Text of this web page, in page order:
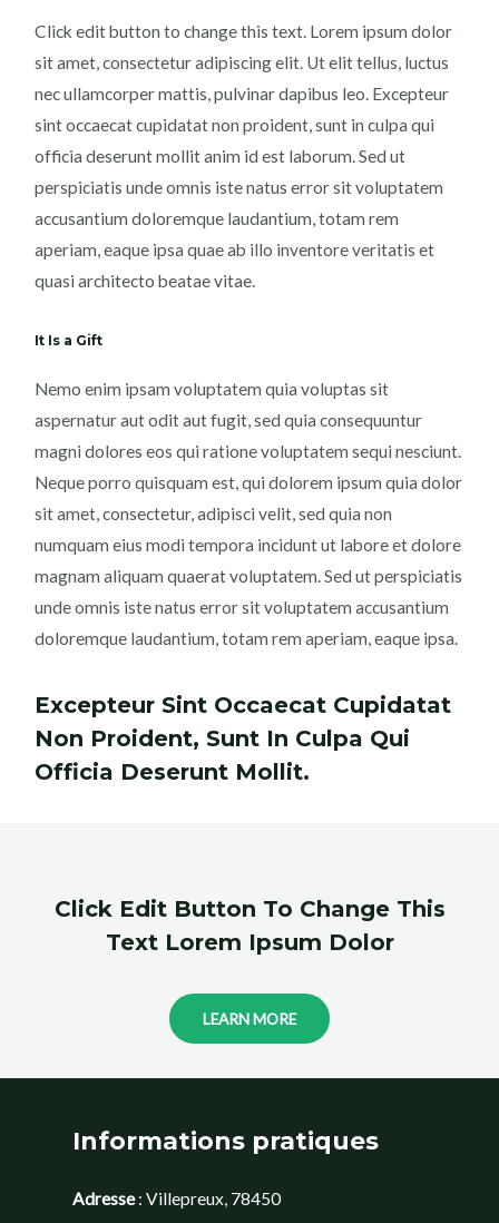
Click edit button to change this text. Lorem ipsum dolor
sit amet, consectetur adipiscing elit. Ut elit tellus, luctus
nec ullamcorper mattis, pulvinar dapibus leo. Excepteur
sint occaecat cupidatat non proident, sunt in culpa qui
officia deserunt mollit anim id est laborum. Sed ut
perspiciatis unde omnis iste natus error sit voluptatem
accusantium doloremque laudantium, totam rem
aperiam, eaque ipsa quae ab illo inventore veritatis et
quasi architecto beatae vitae.
It Is a Gift
Nemo enim ipsam voluptatem quia voluptas sit
aspernatur aut odit aut fugit, sed quia consequuntur
magni dolores eos qui ratione voluptatem sequi nesciunt.
Neque porro quisquam est, qui dolorem ipsum quia dolor
sit amet, consectetur, adipisci velit, sed quia non
numquam eius modi tempora incidunt ut labore et dolore
magnam aliquam quaerat voluptatem. Sed ut perspiciatis
unde omnis iste natus error sit voluptatem accusantium
doloremque laudantium, totam rem aperiam, eaque ipsa.
Excepteur Sint Occaecat Cupidatat
Non Proident, Sunt In Culpa Qui
Officia Deserunt Mollit.
Click Edit Button To Change This
Text Lorem Ipsum Dolor
LEARN MORE
Informations pratiques
Adresse: Villepreux, 78450